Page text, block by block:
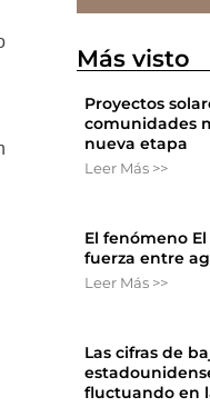
Más visto
Proyectos
comunidades
nueva etapa
Leer Más >>
El fenómeno
fuerza entre
Leer Más >>
Las cifras de
fluctuando en